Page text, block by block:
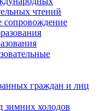
чтений
сопровождение
граждан и лиц
зимних холодов